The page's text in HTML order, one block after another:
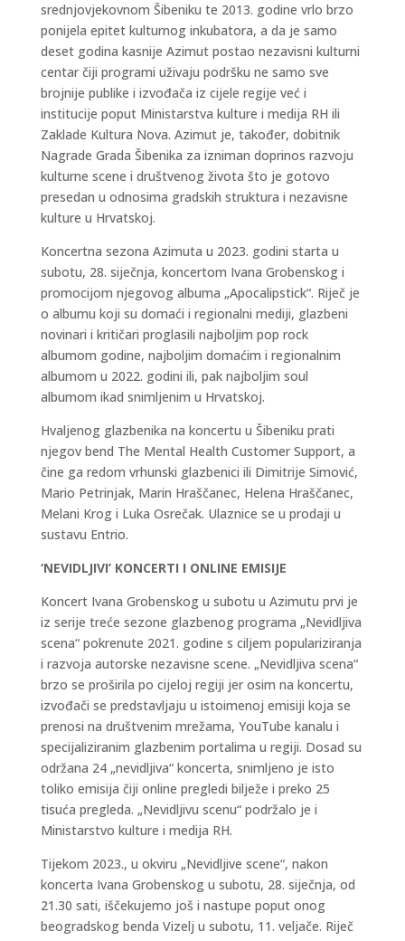
srednjovjekovnom Šibeniku te 2013. godine vrlo brzo
ponijela epitet kulturnog inkubatora, a da je samo
deset godina kasnije Azimut postao nezavisni kulturni
centar čiji programi uživaju podršku ne samo sve
brojnije publike i izvođača iz cijele regije već i
institucije poput Ministarstva kulture i medija RH ili
Zaklade Kultura Nova. Azimut je, također, dobitnik
Nagrade Grada Šibenika za izniman doprinos razvoju
kulturne scene i društvenog života što je gotovo
presedan u odnosima gradskih struktura i nezavisne
kulture u Hrvatskoj.
Koncertna sezona Azimuta u 2023. godini starta u
subotu, 28. siječnja, koncertom Ivana Grobenskog i
promocijom njegovog albuma „Apocalipstick“. Riječ je
o albumu koji su domaći i regionalni mediji, glazbeni
novinari i kritičari proglasili najboljim pop rock
albumom godine, najboljim domaćim i regionalnim
albumom u 2022. godini ili, pak najboljim soul
albumom ikad snimljenim u Hrvatskoj.
Hvaljenog glazbenika na koncertu u Šibeniku prati
njegov bend The Mental Health Customer Support, a
čine ga redom vrhunski glazbenici ili Dimitrije Simović,
Mario Petrinjak, Marin Hraščanec, Helena Hraščanec,
Melani Krog i Luka Osrečak. Ulaznice se u prodaji u
sustavu Entrio.
‘NEVIDLJIVI’ KONCERTI I ONLINE EMISIJE
Koncert Ivana Grobenskog u subotu u Azimutu prvi je
iz serije treće sezone glazbenog programa „Nevidljiva
scena“ pokrenute 2021. godine s ciljem populariziranja
i razvoja autorske nezavisne scene. „Nevidljiva scena“
brzo se proširila po cijeloj regiji jer osim na koncertu,
izvođači se predstavljaju u istoimenoj emisiji koja se
prenosi na društvenim mrežama, YouTube kanalu i
specijaliziranim glazbenim portalima u regiji. Dosad su
održana 24 „nevidljiva“ koncerta, snimljeno je isto
toliko emisija čiji online pregledi bilježe i preko 25
tisuća pregleda. „Nevidljivu scenu“ podržalo je i
Ministarstvo kulture i medija RH.
Tijekom 2023., u okviru „Nevidljive scene“, nakon
koncerta Ivana Grobenskog u subotu, 28. siječnja, od
21.30 sati, iščekujemo još i nastupe poput onog
beogradskog benda Vizelj u subotu, 11. veljače. Riječ